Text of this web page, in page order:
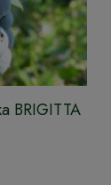
BRIGITTA